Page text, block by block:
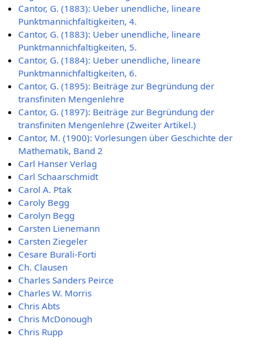
Cantor, G. (1883): Ueber unendliche, lineare
Punktmannichfaltigkeiten, 4.
Cantor, G. (1883): Ueber unendliche, lineare
Punktmannichfaltigkeiten, 5.
Cantor, G. (1884): Ueber unendliche, lineare
Punktmannichfaltigkeiten, 6.
Cantor, G. (1895): Beiträge zur Begründung der
transfiniten Mengenlehre
Cantor, G. (1897): Beiträge zur Begründung der
transfiniten Mengenlehre (Zweiter Artikel.)
Cantor, M. (1900): Vorlesungen über Geschichte der
Mathematik, Band 2
Carl Hanser Verlag
Carl Schaarschmidt
Carol A. Ptak
Caroly Begg
Carolyn Begg
Carsten Lienemann
Carsten Ziegeler
Cesare Burali-Forti
Ch. Clausen
Charles Sanders Peirce
Charles W. Morris
Chris Abts
Chris McDonough
Chris Rupp